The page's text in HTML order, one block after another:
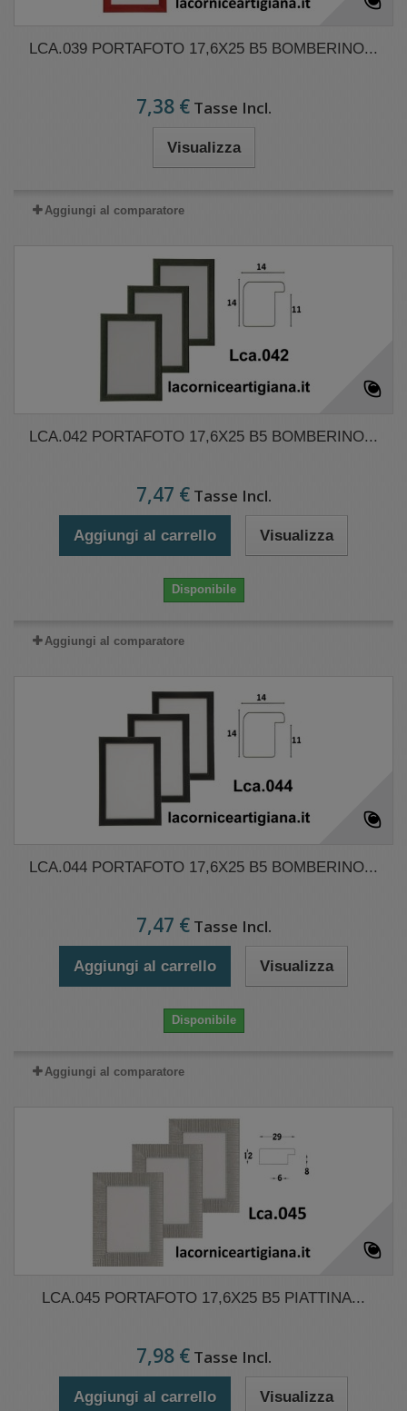
LCA.039 PORTAFOTO 17,6X25 B5 BOMBERINO...
7,38 € Tasse Incl.
Visualizza
Aggiungi al comparatore
LCA.042 PORTAFOTO 17,6X25 B5 BOMBERINO...
7,47 € Tasse Incl.
Aggiungi al carrello Visualizza
Disponibile
Aggiungi al comparatore
LCA.044 PORTAFOTO 17,6X25 B5 BOMBERINO...
7,47 € Tasse Incl.
Aggiungi al carrello Visualizza
Disponibile
Aggiungi al comparatore
LCA.045 PORTAFOTO 17,6X25 B5 PIATTINA...
7,98 € Tasse Incl.
Aggiungi al carrello Visualizza